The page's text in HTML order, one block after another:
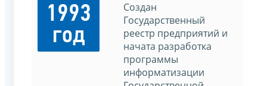
1993
год
Создан
Государственный
реестр предприятий и
начата разработка
программы
информатизации